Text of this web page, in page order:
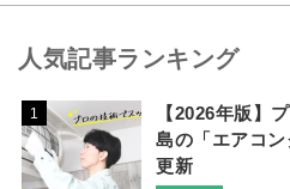
人気記事ランキング
1
【2026年版】
島の「エアコ
更新